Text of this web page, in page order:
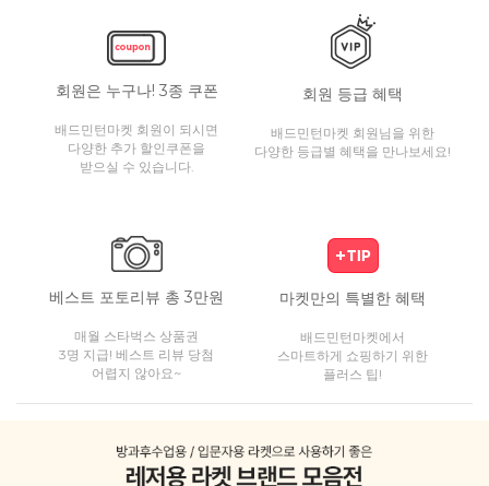
회원은 누구나! 3종 쿠폰
배드민턴마켓 회원이 되시면
다양한 추가 할인쿠폰을
받으실 수 있습니다.
회원 등급 혜택
배드민턴마켓 회원님을 위한
다양한 등급별 혜택을 만나보세요!
베스트 포토리뷰 총 3만원
매월 스타벅스 상품권
3명 지급! 베스트 리뷰 당첨
어렵지 않아요~
마켓만의 특별한 혜택
배드민턴마켓에서
스마트하게 쇼핑하기 위한
플러스 팁!